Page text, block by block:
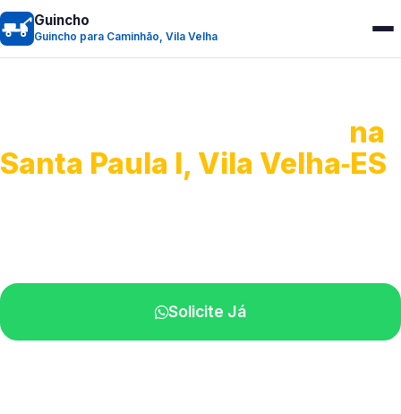
Guincho
Guincho para Caminhão, Vila Velha
na
Santa Paula I, Vila Velha‑ES
Solicite Já